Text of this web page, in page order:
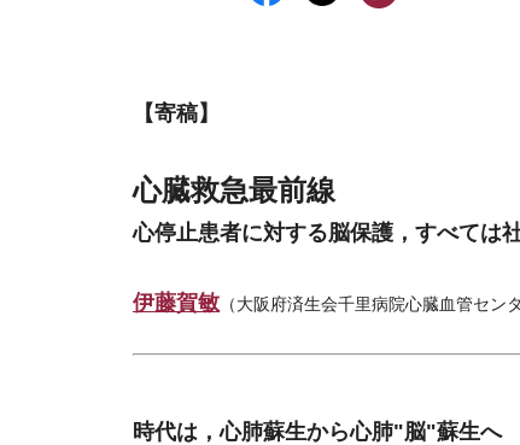
【寄稿】
心臓救急最前線
心停止患者に対する脳保護，すべては
伊藤賀敏 （大阪府済生会千里病院心臓血管セン
時代は，心肺蘇生から心肺"脳"蘇生へ